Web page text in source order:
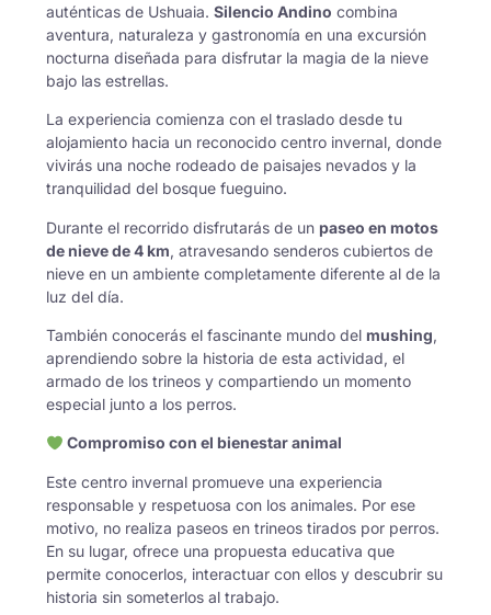
auténticas de Ushuaia. Silencio Andino combina
aventura, naturaleza y gastronomía en una excursión
nocturna diseñada para disfrutar la magia de la nieve
bajo las estrellas.
La experiencia comienza con el traslado desde tu
alojamiento hacia un reconocido centro invernal, donde
vivirás una noche rodeado de paisajes nevados y la
tranquilidad del bosque fueguino.
Durante el recorrido disfrutarás de un paseo en motos
de nieve de 4 km, atravesando senderos cubiertos de
nieve en un ambiente completamente diferente al de la
luz del día.
También conocerás el fascinante mundo del mushing,
aprendiendo sobre la historia de esta actividad, el
armado de los trineos y compartiendo un momento
especial junto a los perros.
Compromiso con el bienestar animal
Este centro invernal promueve una experiencia
responsable y respetuosa con los animales. Por ese
motivo, no realiza paseos en trineos tirados por perros.
En su lugar, ofrece una propuesta educativa que
permite conocerlos, interactuar con ellos y descubrir su
historia sin someterlos al trabajo.